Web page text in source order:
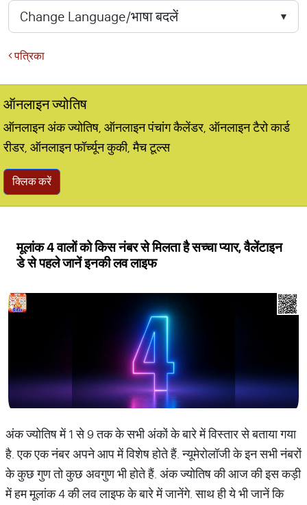
पत्रिका
ऑनलाइन ज्योतिष
ऑनलाइन अंक ज्योतिष, ऑनलाइन पंचांग कैलेंडर, ऑनलाइन टैरो कार्ड
रीडर, ऑनलाइन फॉर्च्यून कुकी, मैच टूल्स
क्लिक करें
मूलांक 4 वालों को किस नंबर से मिलता है सच्चा प्यार, वैलेंटाइन
डे से पहले जानें इनकी लव लाइफ
अंक ज्योतिष में 1 से 9 तक के सभी अंकों के बारे में विस्तार से बताया गया
है. एक एक नंबर अपने आप में विशेष होते हैं. न्यूमेरोलॉजी के इन सभी नंबरों
के कुछ गुण तो कुछ अवगुण भी होते हैं. अंक ज्योतिष की आज की इस कड़ी
में हम मूलांक 4 की लव लाइफ के बारे में जानेंगे. साथ ही ये भी जानें कि